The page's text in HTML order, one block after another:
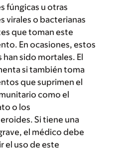
fúngicas u otras
virales o bacterianas
que toman este
En ocasiones, estos
han sido mortales. El
si también toma
que suprimen el
como el
o los
Si tiene una
el médico debe
el uso de este